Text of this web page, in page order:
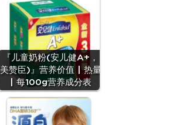
『儿童奶粉(安儿健A+，
美赞臣)』营养价值 | 热量
| 每100g营养成分表